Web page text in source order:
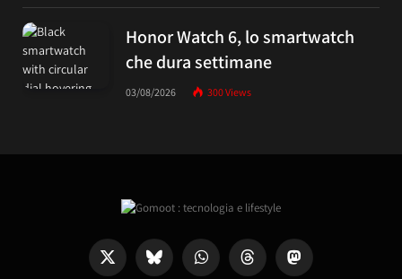
Honor Watch 6, lo smartwatch
che dura settimane
03/08/2026 300Views
X
Bluesky WhatsAppThreads Mastodon